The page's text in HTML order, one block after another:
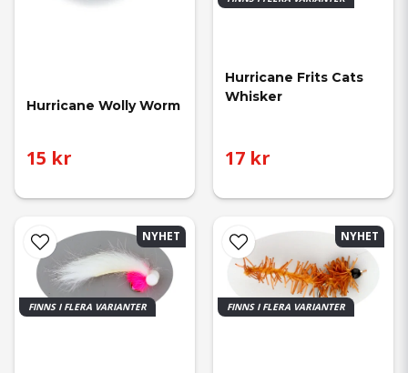
Hurricane Wolly Worm
15 kr
Hurricane Frits Cats
Whisker
17 kr
FINNS I FLERA VARIANTER
NYHET
FINNS I FLERA VARIANTER
NYHET